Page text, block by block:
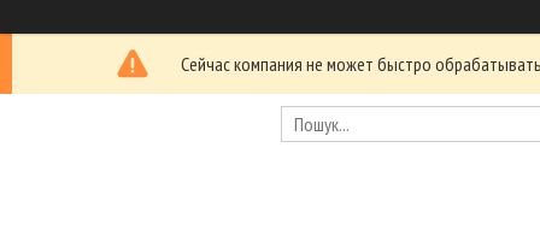
Сейчас компания не может быстро